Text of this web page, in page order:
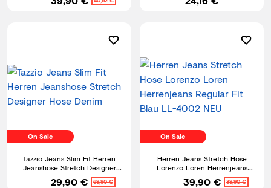
On Sale
Tazzio Jeans Slim Fit Herren
Jeanshose Stretch Designer
Hose Denim
29,90 € 69,90 €
On Sale
Herren Jeans Stretch Hose
Lorenzo Loren Herrenjeans
Regular Fit Blau LL-4002 NEU
39,90 € 89,90 €